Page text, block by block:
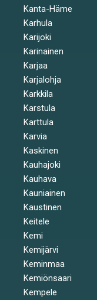
Kanta-Häme
Karhula
Karijoki
Karinainen
Karjaa
Karjalohja
Karkkila
Karstula
Karttula
Karvia
Kaskinen
Kauhajoki
Kauhava
Kauniainen
Kaustinen
Keitele
Kemi
Kemijärvi
Keminmaa
Kemiönsaari
Kempele